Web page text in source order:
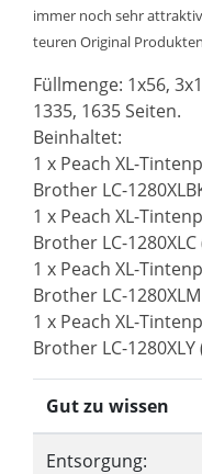
immer noch sehr
teuren Original
Füllmenge: 1x56,
1335, 1635 Seiten.
Beinhaltet:
1 x Peach XL-
Brother LC-
1 x Peach XL-
Brother LC-1280XLC
1 x Peach XL-
Brother LC-
1 x Peach XL-
Brother LC-1280XLY
Gut zu wissen
Entsorgung: